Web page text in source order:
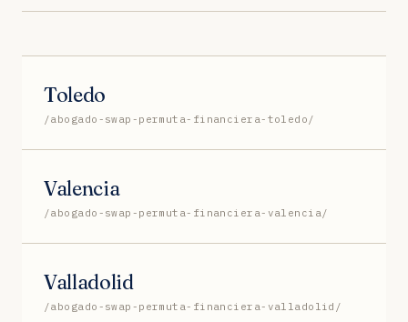
Toledo
/abogado-swap-permuta-financiera-toledo/
Valencia
/abogado-swap-permuta-financiera-valencia/
Valladolid
/abogado-swap-permuta-financiera-valladolid/